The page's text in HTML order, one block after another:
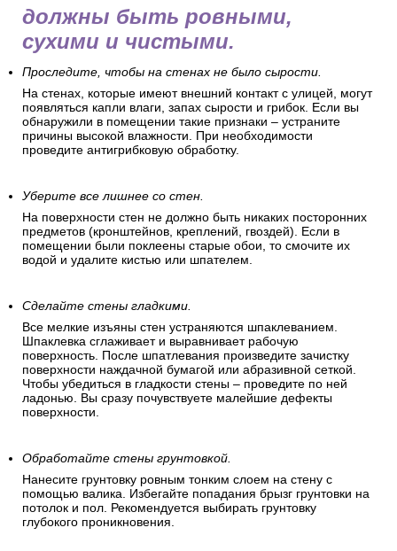
должны быть ровными,
сухими и чистыми.
Проследите, чтобы на стенах не было сырости.
На стенах, которые имеют внешний контакт с улицей, могут
появляться капли влаги, запах сырости и грибок. Если вы
обнаружили в помещении такие признаки – устраните
причины высокой влажности. При необходимости
проведите антигрибковую обработку.
Уберите все лишнее со стен.
На поверхности стен не должно быть никаких посторонних
предметов (кронштейнов, креплений, гвоздей). Если в
помещении были поклеены старые обои, то смочите их
водой и удалите кистью или шпателем.
Сделайте стены гладкими.
Все мелкие изъяны стен устраняются шпаклеванием.
Шпаклевка сглаживает и выравнивает рабочую
поверхность. После шпатлевания произведите зачистку
поверхности наждачной бумагой или абразивной сеткой.
Чтобы убедиться в гладкости стены – проведите по ней
ладонью. Вы сразу почувствуете малейшие дефекты
поверхности.
Обработайте стены грунтовкой.
Нанесите грунтовку ровным тонким слоем на стену с
помощью валика. Избегайте попадания брызг грунтовки на
потолок и пол. Рекомендуется выбирать грунтовку
глубокого проникновения.